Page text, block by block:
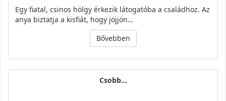
Egy fiatal, csinos hölgy érkezik látogatóba a családhoz. Az
anya biztatja a kisfiát, hogy jöjjön…
Bővebben
Csobb...